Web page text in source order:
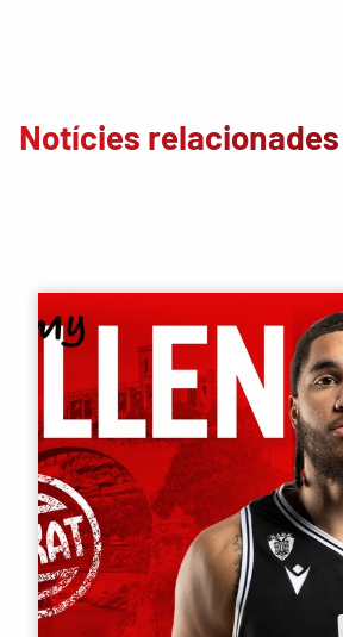
Notícies relacionades